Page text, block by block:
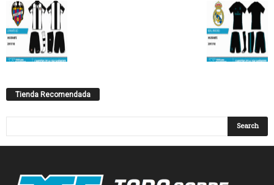
Tienda Recomendada